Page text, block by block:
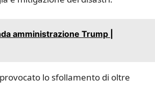
amministrazione Trump |
lo sfollamento di oltre